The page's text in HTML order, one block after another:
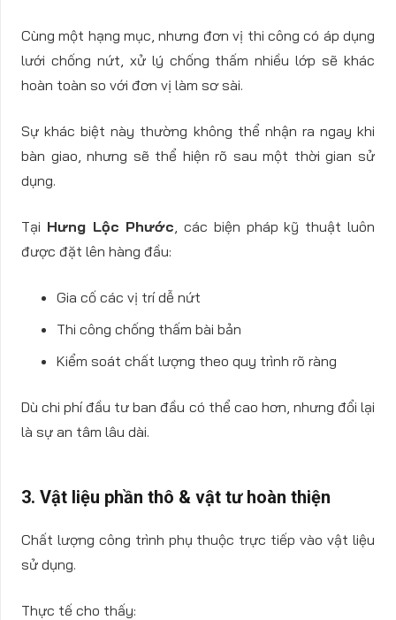
Cùng một hạng mục, nhưng đơn vị thi công có áp dụng
lưới chống nứt, xử lý chống thấm nhiều lớp sẽ khác
hoàn toàn so với đơn vị làm sơ sài.
Sự khác biệt này thường không thể nhận ra ngay khi
bàn giao, nhưng sẽ thể hiện rõ sau một thời gian sử
dụng.
Tại Hưng Lộc Phước , các biện pháp kỹ thuật luôn
được đặt lên hàng đầu:
Gia cố các vị trí dễ nứt
Thi công chống thấm bài bản
Kiểm soát chất lượng theo quy trình rõ ràng
Dù chi phí đầu tư ban đầu có thể cao hơn, nhưng đổi lại
là sự an tâm lâu dài.
3. Vật liệu phần thô & vật tư hoàn thiện
Chất lượng công trình phụ thuộc trực tiếp vào vật liệu
sử dụng.
Thực tế cho thấy: